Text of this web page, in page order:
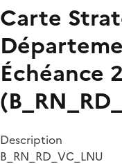
Carte
Échéance 2
Description
B_RN_RD_VC_LNU